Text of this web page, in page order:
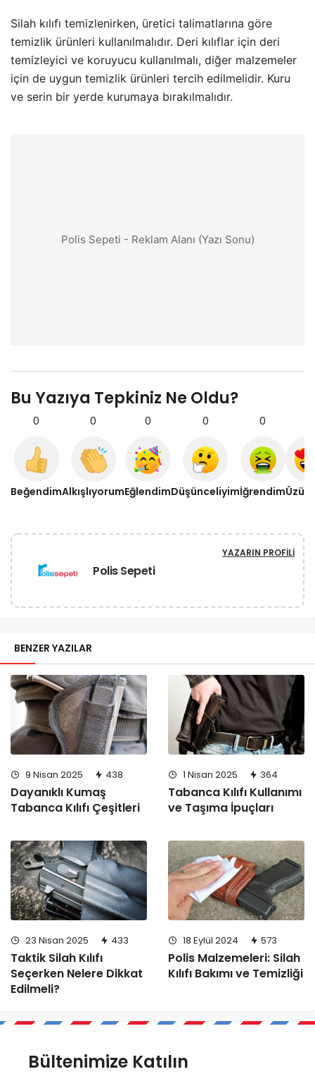
Silah kılıfı temizlenirken, üretici talimatlarına göre
temizlik ürünleri kullanılmalıdır. Deri kılıflar için deri
temizleyici ve koruyucu kullanılmalı, diğer malzemeler
için de uygun temizlik ürünleri tercih edilmelidir. Kuru
ve serin bir yerde kurumaya bırakılmalıdır.
Polis Sepeti - Reklam Alanı (Yazı Sonu)
Bu Yazıya Tepkiniz Ne Oldu?
0
Beğendim
0
Alkışlıyorum
0
Eğlendim
0
Düşünceliyim
0
İğrendim
Polis Sepeti
YAZARIN PROFILI
BENZER YAZILAR
9 Nisan 2025 438
Dayanıklı Kumaş
Tabanca Kılıfı Çeşitleri
1 Nisan 2025 364
Tabanca Kılıfı Kullanımı
ve Taşıma İpuçları
23 Nisan 2025 433
Taktik Silah Kılıfı
Seçerken Nelere Dikkat
Edilmeli?
18 Eylül 2024 573
Polis Malzemeleri: Silah
Kılıfı Bakımı ve Temizliği
Bültenimize Katılın